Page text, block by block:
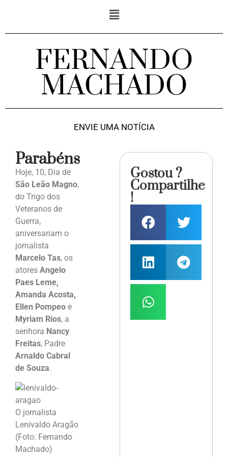
FERNANDO
MACHADO
ENVIE UMA NOTÍCIA
Parabéns
Hoje, 10, Dia de
São Leão Magno,
do Trigo dos
Veteranos de
Guerra,
aniversariam o
jornalista
Marcelo Tas, os
atores Angelo
Paes Leme,
Amanda Acosta,
Ellen Pompeo e
Myriam Rios, a
senhora Nancy
Freitas, Padre
Arnaldo Cabral
de Souza.
O jornalista
Lenivaldo Aragão
(Foto: Fernando
Machado)
Gostou ?
Compartilhe
!